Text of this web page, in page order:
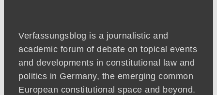
Verfassungsblog is a journalistic and
academic forum of debate on topical events
and developments in constitutional law and
politics in Germany, the emerging common
European constitutional space and beyond.